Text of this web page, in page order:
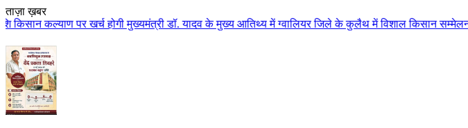
ताज़ा ख़बर
होगी मुख्यमंत्री डॉ. यादव के मुख्य आतिथ्य में ग्वालियर जिले के कुलैथ में विशाल किसान सम्मेलन आयोजित